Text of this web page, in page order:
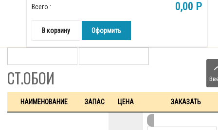
Всего : 0,00 P
В корзину Оформить
СТ.ОБОИ
НАИМЕНОВАНИЕ ЗАПАС ЦЕНА ЗАКАЗАТЬ